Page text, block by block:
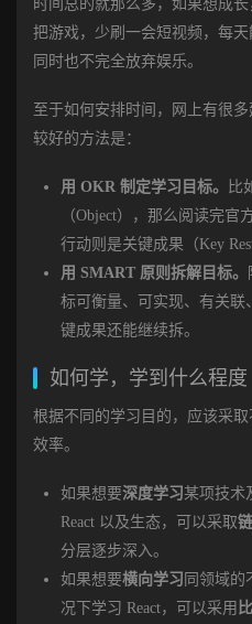
时间总的就那么多，如果想成
把游戏，少刷一会短视频，每天
同时也不完全放弃娱乐。
至于如何安排时间，网上有很
较好的方法是：
用 OKR 制定学习目标。
比
（Object），那么阅读完官
行动则是关键成果（Key
用 SMART 原则拆解目标。
标可衡量、可实现、有关联
键成果还能继续拆。
如何学，学到什么程度
根据不同的学习目的，应该采
效率。
如果想要深度学习某项技术
React 以及生态，可以采取
分层逐步深入。
如果想要横向学习 同领域的
况下学习 React，可以采用